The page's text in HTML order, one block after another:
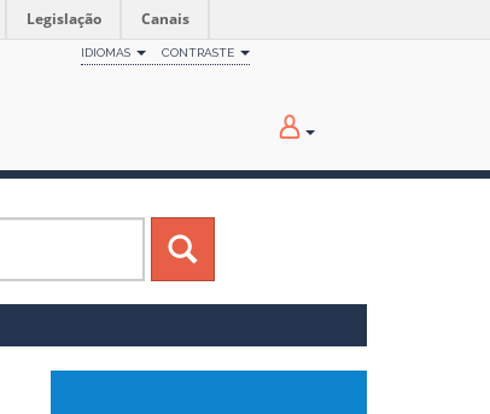
Legislação Canais
IDIOMAS CONTRASTE